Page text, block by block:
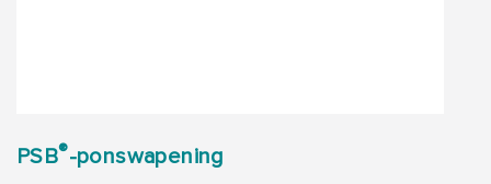
PSB®-ponswapening